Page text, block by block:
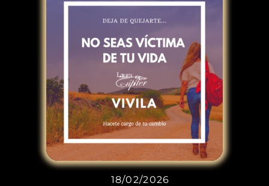
18/02/2026